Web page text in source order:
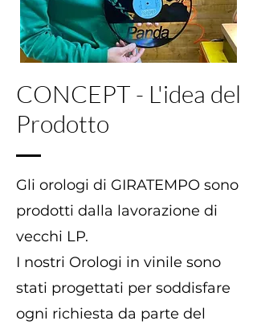
CONCEPT - L'idea del
Prodotto
Gli orologi di GIRATEMPO sono
prodotti dalla lavorazione di
vecchi LP.
I nostri Orologi in vinile sono
stati progettati per soddisfare
ogni richiesta da parte del